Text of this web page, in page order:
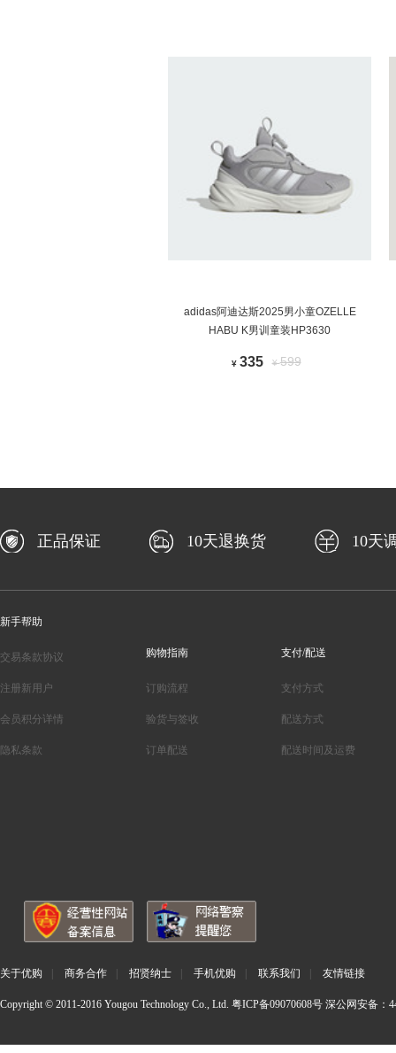
adidas阿迪达斯2025男小童OZELLE
HABU K男训童装HP3630
¥ 335 ¥599
正品保证 10天退换货 10天
新手帮助
交易条款协议
注册新用户
会员积分详情
隐私条款
购物指南
订购流程
验货与签收
订单配送
支付/配送
支付方式
配送方式
配送时间及运费
关于优购 商务合作 招贤纳士 手机优购 联系我们 友情链接
Copyright © 2011-2016 Yougou Technology Co., Ltd. 粤ICP备09070608号 深公网安备：